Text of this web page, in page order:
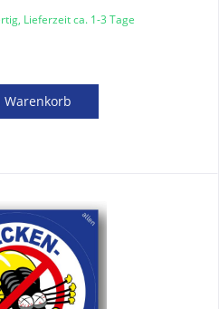
Lieferzeit ca. 1-3 Tage
Warenkorb